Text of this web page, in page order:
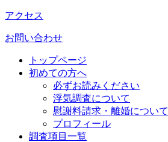
アクセス
お問い合わせ
トップページ
初めての方へ
必ずお読みください
浮気調査について
慰謝料請求・離婚について
プロフィール
調査項目一覧